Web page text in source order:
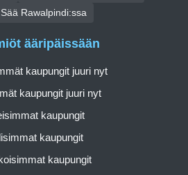
Rawalpindi:ssa
ääripäissään
kaupungit juuri nyt
kaupungit juuri nyt
kaupungit
kaupungit
kaupungit